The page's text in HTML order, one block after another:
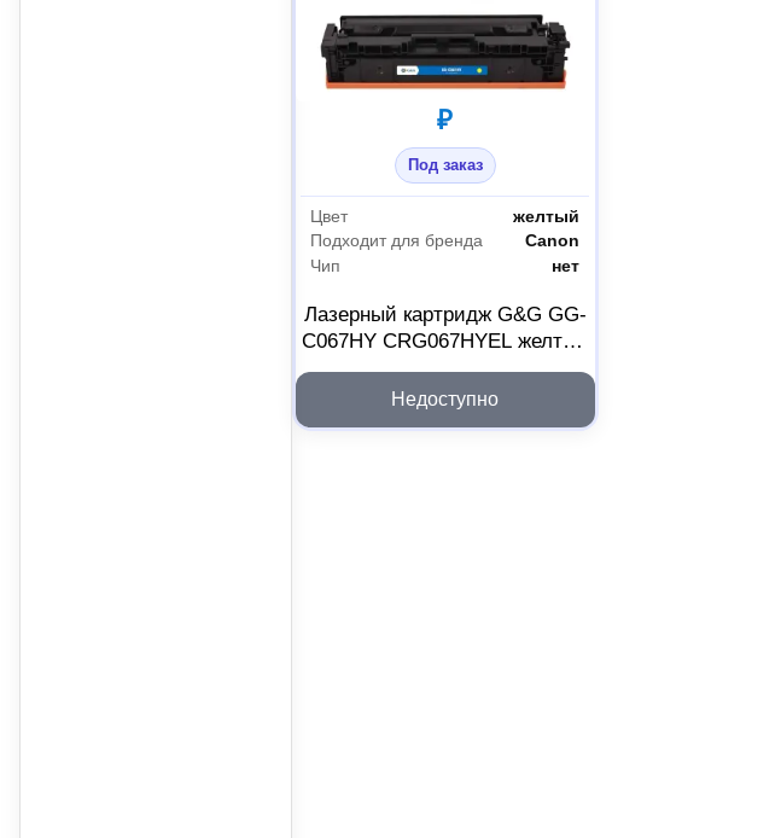
₽
Под заказ
Цвет
желтый
Подходит для бренда
Canon
Чип
нет
Лазерный картридж G&G GG-
C067HY CRG067HYEL желтый
для Canon 2046723
Недоступно